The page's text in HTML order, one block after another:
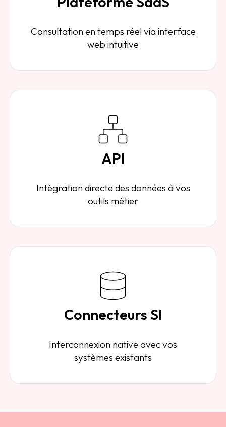
Consultation en temps réel via interface
web intuitive
API
Intégration directe des données à vos
outils métier
Connecteurs SI
Interconnexion native avec vos
systèmes existants